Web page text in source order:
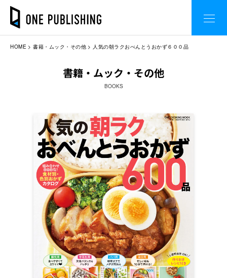
HOME 書籍・ムック・その他 人気の朝ラクおべんとうおかず６００品
書籍・ムック・その他
BOOKS